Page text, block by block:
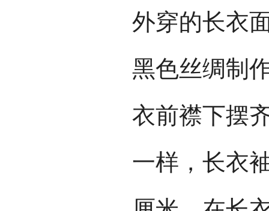
外穿的长衣
黑色丝绸制
衣前襟下摆
一样，长衣